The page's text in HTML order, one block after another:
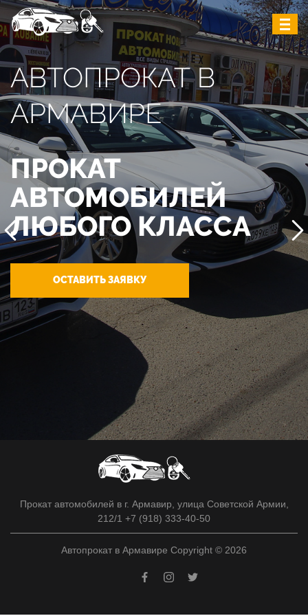
АВТОПРОКАТ В
АРМАВИРЕ
ПРОКАТ
АВТОМОБИЛЕЙ
ЛЮБОГО КЛАССА
ОСТАВИТЬ ЗАЯВКУ
Прокат автомобилей в г. Армавир, улица Советской Армии,
212/1 +7 (918) 333-40-50
Автопрокат в Армавире Copyright © 2026